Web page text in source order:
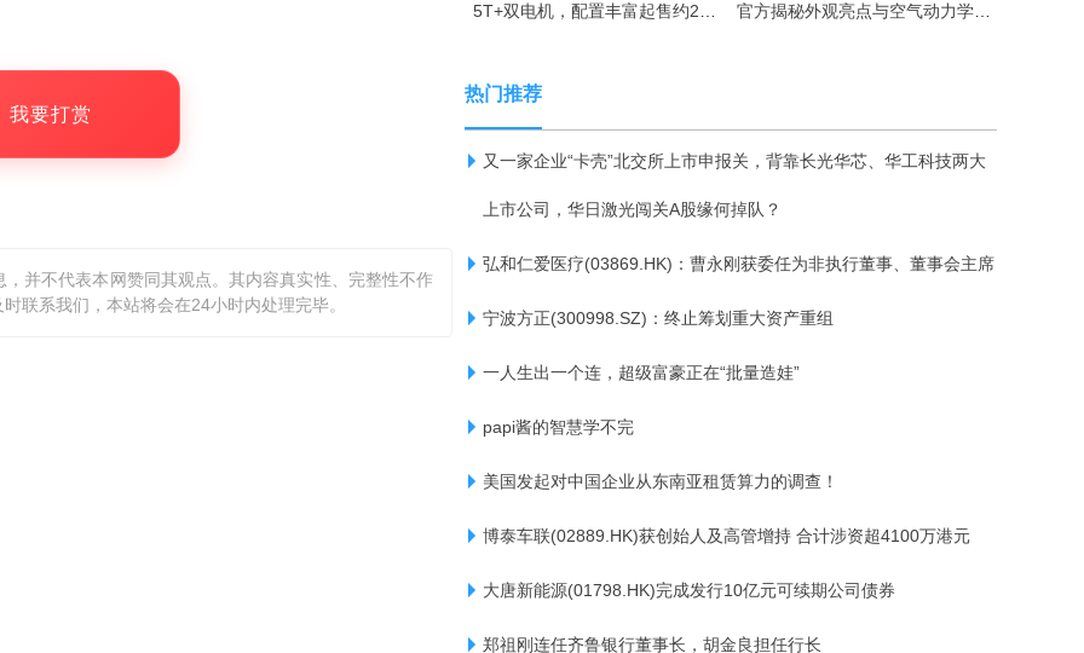
我要打赏
并不代表本网赞同其观点。其内容真实性、完整性不作
联系我们，本站将会在24小时内处理完毕。
5T+双电机，配置丰富起售约27.9
官方揭秘外观亮点与空气动力学轮
热门推荐
又一家企业“卡壳”北交所上市申报关，背靠长光华芯、华工科技两大
上市公司，华日激光闯关A股缘何掉队？
弘和仁爱医疗(03869.HK)：曹永刚获委任为非执行董事、董事会主席
宁波方正(300998.SZ)：终止筹划重大资产重组
一人生出一个连，超级富豪正在“批量造娃”
papi酱的智慧学不完
美国发起对中国企业从东南亚租赁算力的调查！
博泰车联(02889.HK)获创始人及高管增持 合计涉资超4100万港元
大唐新能源(01798.HK)完成发行10亿元可续期公司债券
郑祖刚连任齐鲁银行董事长，胡金良担任行长